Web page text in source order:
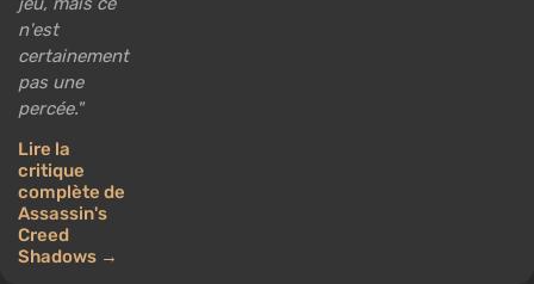
n'est
certainement
pas une
percée.
Lire la
critique
complète de
Assassin's
Creed
Shadows →